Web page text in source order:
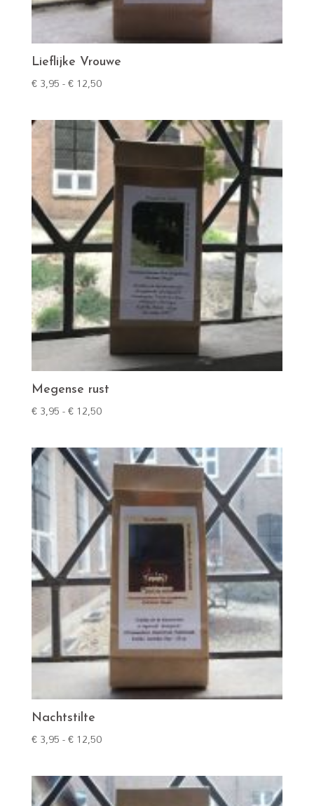
Lieflijke Vrouwe
€3,95-€12,50Prijsklasse:
€ 12,50
Megense rust
€3,95-€12,50Prijsklasse:
€ 12,50
Nachtstilte
€3,95-€12,50Prijsklasse:
€ 12,50